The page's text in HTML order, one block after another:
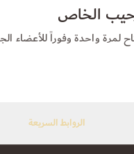
الخاص
الروابط السريعة